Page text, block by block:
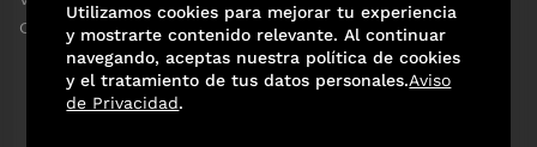
Confabulario
Utilizamos cookies para mejorar tu experiencia
y mostrarte contenido relevante. Al continuar
navegando, aceptas nuestra política de cookies
y el tratamiento de tus datos personales.Aviso
de Privacidad.